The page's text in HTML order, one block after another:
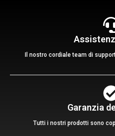
Il nostro cordiale team di
Garanzia
Tutti i nostri prodotti sono